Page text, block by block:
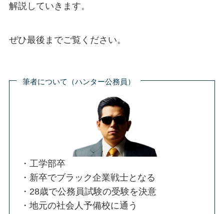
解説していきます。
ぜひ最後までご覧ください。
筆者について（ハンター公務員）
・工学部卒
・新卒でブラック企業戦士となる
・28歳で公務員試験の受験を決意
・地元の社会人予備校に通う